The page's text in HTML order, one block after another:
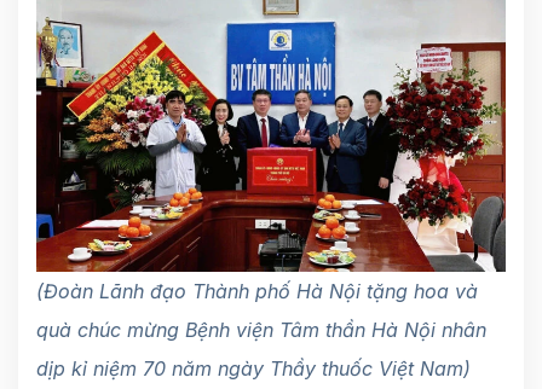
(Đoàn Lãnh đạo Thành phố Hà Nội tặng hoa và
quà chúc mừng Bệnh viện Tâm thần Hà Nội nhân
dịp kỉ niệm 70 năm ngày Thầy thuốc Việt Nam)